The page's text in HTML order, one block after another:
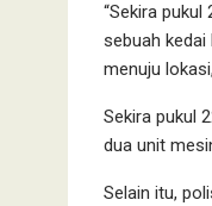
“Sekira
sebuah
menuju
Sekira pukul
dua unit
Selain itu,